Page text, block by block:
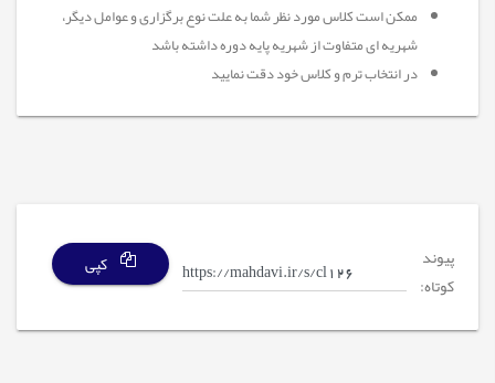
ممکن است کلاس مورد نظر شما به علت نوع برگزاری و عوامل دیگر،
شهریه ای متفاوت از شهریه پایه دوره داشته باشد
در انتخاب ترم و کلاس خود دقت نمایید
پیوند
کوتاه:
کپی